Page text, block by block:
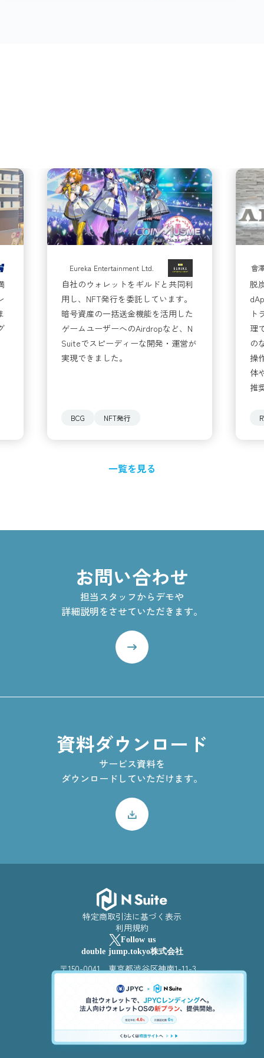
Eureka Entertainment Ltd.
自社のウォレットをギルドと共同利
用し、NFT発行を委託しています。
暗号資産の一括送金機能を活用した
ゲームユーザーへのAirdropなど、N
Suiteでスピーディーな開発・運営が
実現できました。
BCG NFT発行
會
脱
ト
理
の
操
体
推
一覧を見る
お問い合わせ
担当スタッフからデモや
詳細説明をさせていただきます。
資料ダウンロード
サービス資料を
ダウンロードしていただけます。
特定商取引法に基づく表示
利用規約
Follow us
double jump.tokyo株式会社
〒150-0041 東京都渋谷区神南1-11-3
Portalpoint Shibuya 504
© 2025 double jump.tokyo Inc.